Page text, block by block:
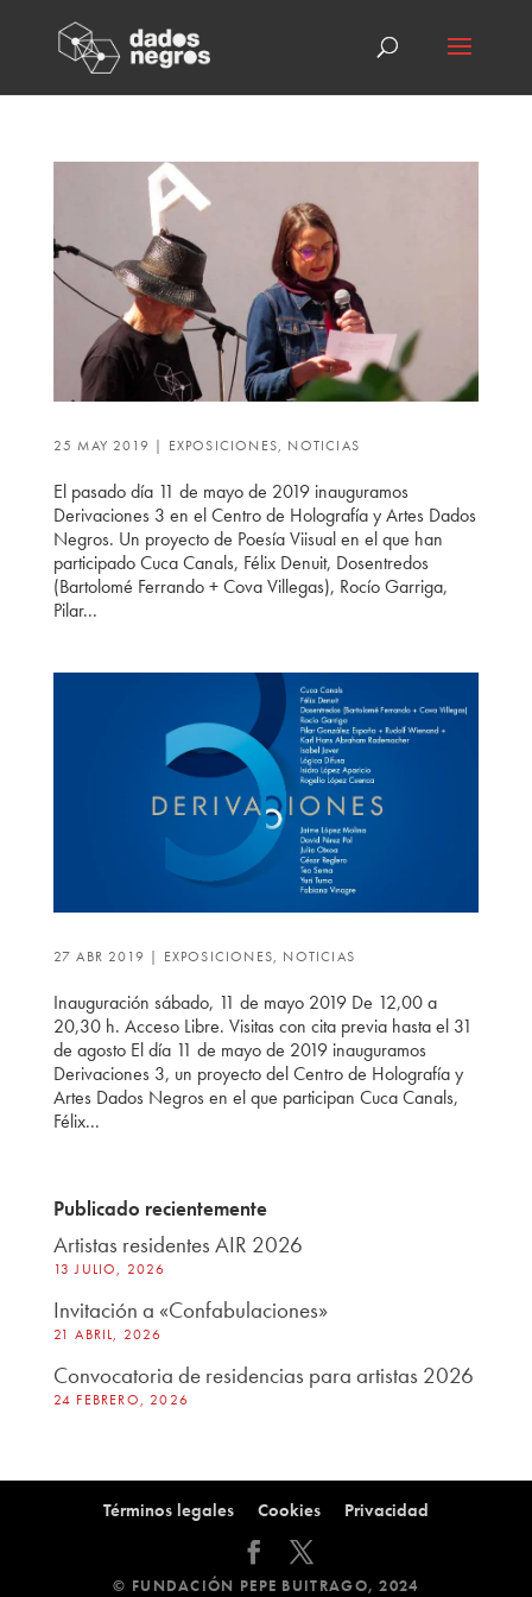
25 MAY 2019 | EXPOSICIONES, NOTICIAS
El pasado día 11 de mayo de 2019 inauguramos
Derivaciones 3 en el Centro de Holografía y Artes Dados
Negros. Un proyecto de Poesía Viisual en el que han
participado Cuca Canals, Félix Denuit, Dosentredos
(Bartolomé Ferrando + Cova Villegas), Rocío Garriga,
Pilar...
27 ABR 2019 | EXPOSICIONES, NOTICIAS
Inauguración sábado, 11 de mayo 2019 De 12,00 a
20,30 h. Acceso Libre. Visitas con cita previa hasta el 31
de agosto El día 11 de mayo de 2019 inauguramos
Derivaciones 3, un proyecto del Centro de Holografía y
Artes Dados Negros en el que participan Cuca Canals,
Félix...
Publicado recientemente
Artistas residentes AIR 2026
13 JULIO, 2026
Invitación a «Confabulaciones»
21 ABRIL, 2026
Convocatoria de residencias para artistas 2026
24 FEBRERO, 2026
Términos legales Cookies Privacidad
© FUNDACIÓN PEPE BUITRAGO, 2024